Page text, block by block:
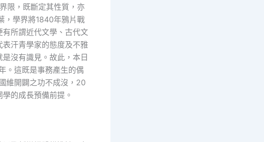
限，既斷定其性質，亦
，學界將1840年鴉片戰
所謂近代文學、古代文
汗青學家的態度及不雅
沒有識見。故此，本日
。這既是事務產生的偶
維開闢之功不成沒，20
的成長預備前提。